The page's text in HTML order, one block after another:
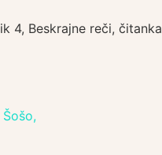
4, Beskrajne reči,